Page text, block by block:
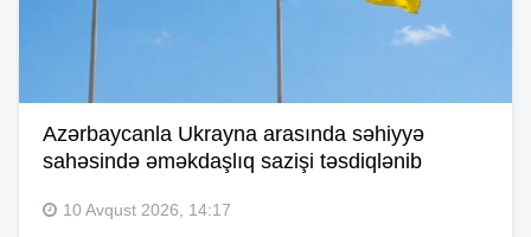
Azərbaycanla Ukrayna arasında səhiyyə
sahəsində əməkdaşlıq sazişi təsdiqlənib
10 Avqust 2026, 14:17